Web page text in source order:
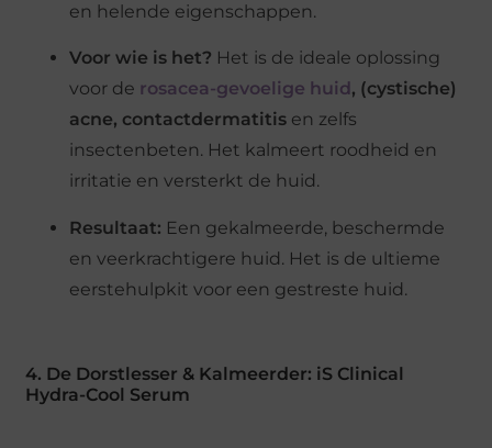
en helende eigenschappen.
Voor wie is het? Het is de ideale oplossing
voor de rosacea-gevoelige huid , (cystische)
acne, contactdermatitis en zelfs
insectenbeten. Het kalmeert roodheid en
irritatie en versterkt de huid.
Resultaat: Een gekalmeerde, beschermde
en veerkrachtigere huid. Het is de ultieme
eerstehulpkit voor een gestreste huid.
4. De Dorstlesser & Kalmeerder: iS Clinical
Hydra-Cool Serum